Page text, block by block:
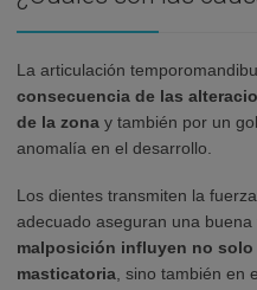
La articulación
consecuencia de las
de la zona y también por un
anomalía en el desarrollo.
Los dientes transmiten la
adecuado aseguran una buena
malposición influyen no
masticatoria , sino también en